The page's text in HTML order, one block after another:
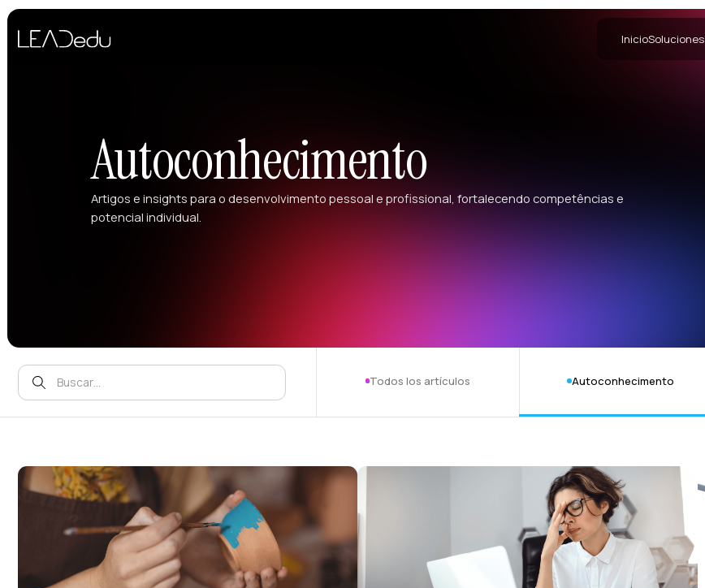
InicioSoluciones
Autoconhecimento
Artigos e insights para o desenvolvimento pessoal e profissional, fortalecendo competências e
potencial individual.
Todos los artículos Autoconhecimento